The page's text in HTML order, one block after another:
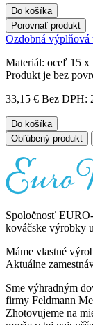
Do košíka
Porovnať produkt
Ozdobná
Materiál: oceľ 15 x
Produkt je bez
33,15 € Bez DPH:
Do košíka
Obľúbený produkt
Spoločnosť
kováčske výrobky
Máme vlastné
Aktuálne
Sme výhradným
firmy Feldmann
Zhotovujeme na